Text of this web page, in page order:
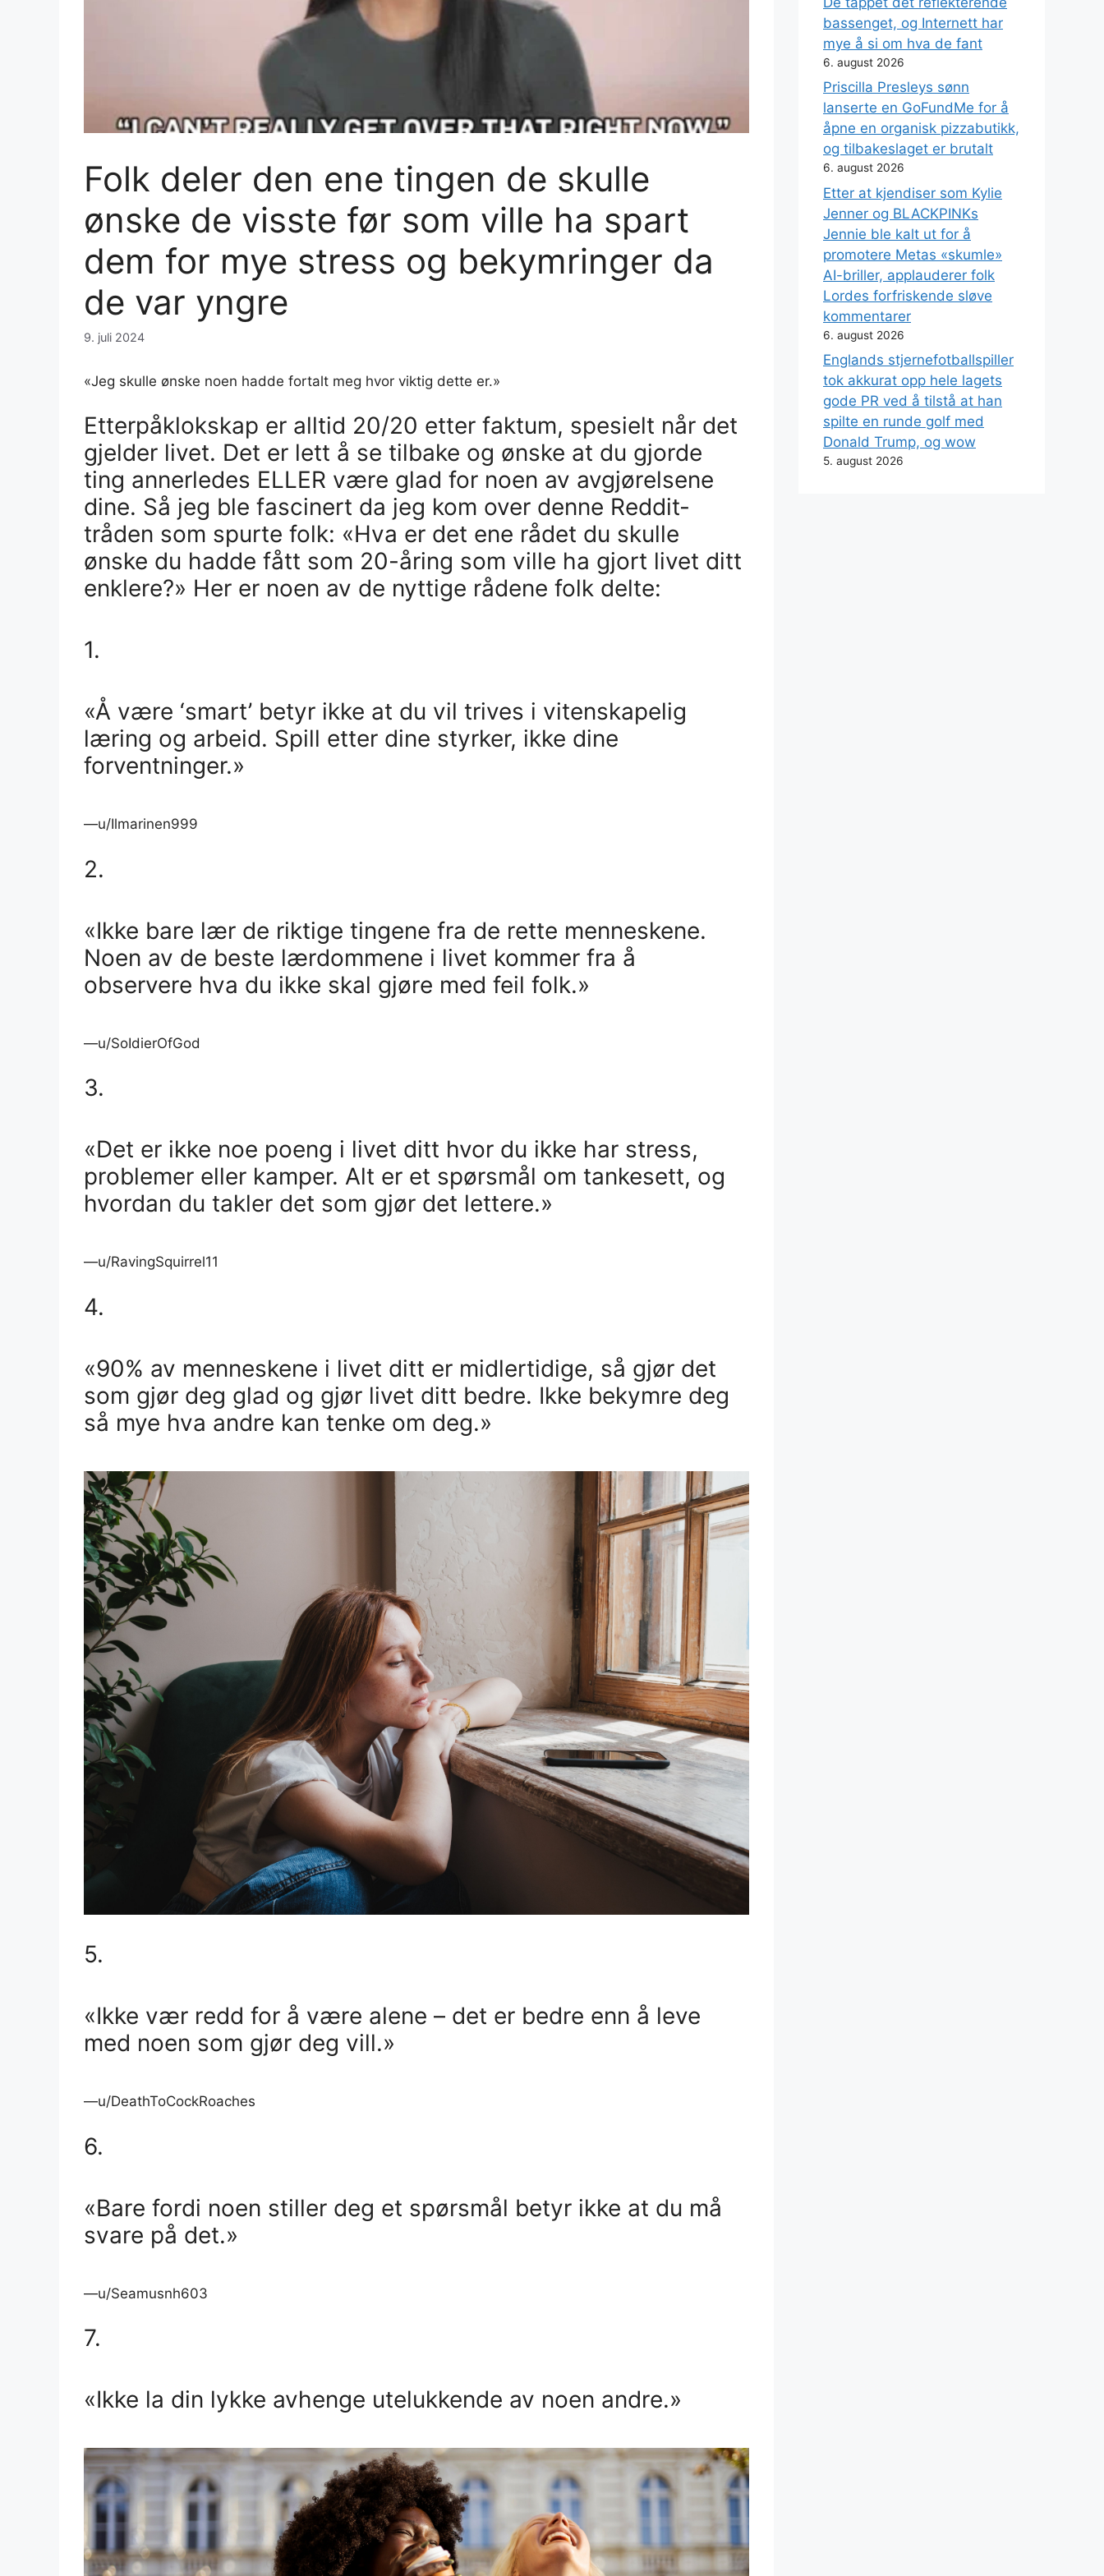
Folk deler den ene tingen de skulle
ønske de visste før som ville ha spart
dem for mye stress og bekymringer da
de var yngre
9. juli 2024
«Jeg skulle ønske noen hadde fortalt meg hvor viktig dette er.»
Etterpåklokskap er alltid 20/20 etter faktum, spesielt når det
gjelder livet. Det er lett å se tilbake og ønske at du gjorde
ting annerledes ELLER være glad for noen av avgjørelsene
dine. Så jeg ble fascinert da jeg kom over denne Reddit-
tråden som spurte folk: «Hva er det ene rådet du skulle
ønske du hadde fått som 20-åring som ville ha gjort livet ditt
enklere?» Her er noen av de nyttige rådene folk delte:
1.
«Å være ‘smart’ betyr ikke at du vil trives i vitenskapelig
læring og arbeid. Spill etter dine styrker, ikke dine
forventninger.»
—u/Ilmarinen999
2.
«Ikke bare lær de riktige tingene fra de rette menneskene.
Noen av de beste lærdommene i livet kommer fra å
observere hva du ikke skal gjøre med feil folk.»
—u/SoIdierOfGod
3.
«Det er ikke noe poeng i livet ditt hvor du ikke har stress,
problemer eller kamper. Alt er et spørsmål om tankesett, og
hvordan du takler det som gjør det lettere.»
—u/RavingSquirrel11
4.
«90% av menneskene i livet ditt er midlertidige, så gjør det
som gjør deg glad og gjør livet ditt bedre. Ikke bekymre deg
så mye hva andre kan tenke om deg.»
5.
«Ikke vær redd for å være alene – det er bedre enn å leve
med noen som gjør deg vill.»
—u/DeathToCockRoaches
6.
«Bare fordi noen stiller deg et spørsmål betyr ikke at du må
svare på det.»
—u/Seamusnh603
7.
«Ikke la din lykke avhenge utelukkende av noen andre.»
bassenget, og Internett har
mye å si om hva de fant
6. august 2026
Priscilla Presleys sønn
lanserte en GoFundMe for å
åpne en organisk pizzabutikk,
og tilbakeslaget er brutalt
6. august 2026
Etter at kjendiser som Kylie
Jenner og BLACKPINKs
Jennie ble kalt ut for å
promotere Metas «skumle»
AI-briller, applauderer folk
Lordes forfriskende sløve
kommentarer
6. august 2026
Englands stjernefotballspiller
tok akkurat opp hele lagets
gode PR ved å tilstå at han
spilte en runde golf med
Donald Trump, og wow
5. august 2026